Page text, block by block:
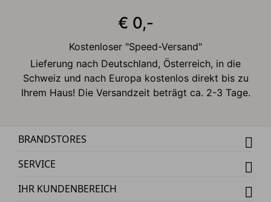
€ 0,-
Kostenloser "Speed-Versand"
Lieferung nach Deutschland, Österreich, in die
Schweiz und nach Europa kostenlos direkt bis zu
Ihrem Haus! Die Versandzeit beträgt ca. 2-3 Tage.
BRANDSTORES
SERVICE
IHR KUNDENBEREICH